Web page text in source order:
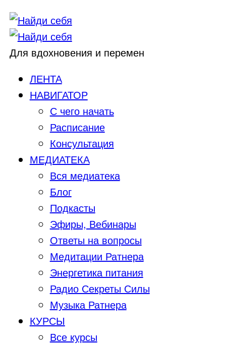
Для вдохновения и перемен
ЛЕНТА
НАВИГАТОР
С чего начать
Расписание
Консультация
МЕДИАТЕКА
Вся медиатека
Блог
Подкасты
Эфиры, Вебинары
Ответы на вопросы
Медитации Ратнера
Энергетика питания
Радио Секреты Силы
Музыка Ратнера
КУРСЫ
Все курсы